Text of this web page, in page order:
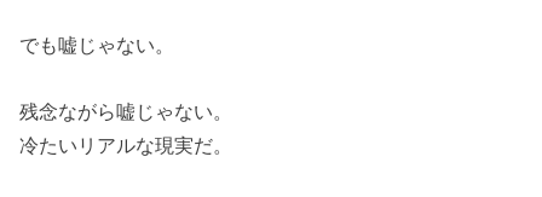
でも嘘じゃない。
残念ながら嘘じゃない。
冷たいリアルな現実だ。